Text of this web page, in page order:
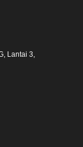
Lantai 3,